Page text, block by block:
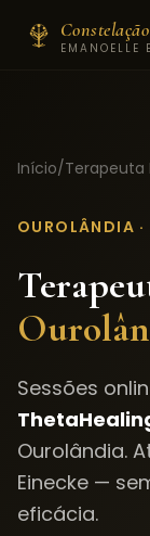
EMANOELLE
Início/Terapeuta
OUROLÂNDIA ·
Sessões
Ourolândia.
Einecke —
eficácia.